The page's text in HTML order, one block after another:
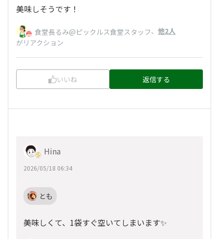
美味しそうです！
食堂長るみ@ピックルス食堂スタッフ、 他2人
がリアクション
いいね 返信する
Hina
2026/05/18 06:34
とも
美味しくて、1袋すぐ空いてしまいます✨